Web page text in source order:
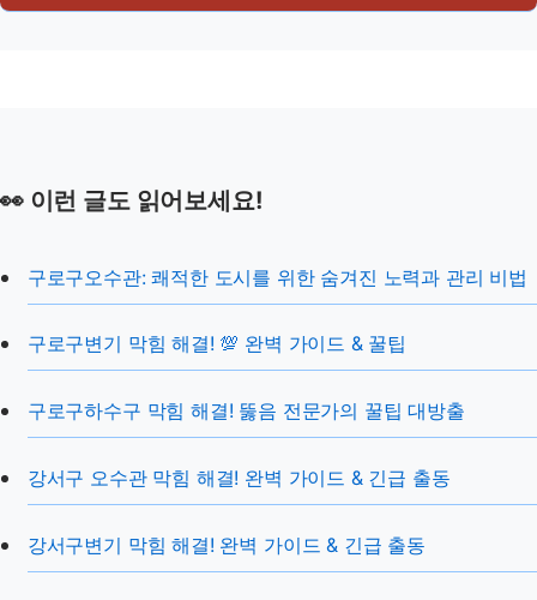
👀 이런 글도 읽어보세요!
구로구오수관: 쾌적한 도시를 위한 숨겨진 노력과 관리 비법
구로구변기 막힘 해결! 💯 완벽 가이드 & 꿀팁
구로구하수구 막힘 해결! 뚫음 전문가의 꿀팁 대방출
강서구 오수관 막힘 해결! 완벽 가이드 & 긴급 출동
강서구변기 막힘 해결! 완벽 가이드 & 긴급 출동